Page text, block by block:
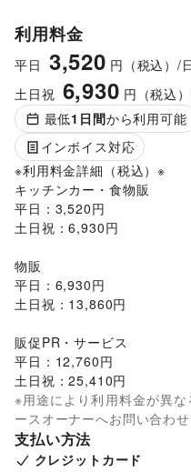
利用料金
平日 3,520 円（税込）/
土日祝 6,930 円（税込
最低1 日間から利用可能
インボイス対応
※利用料金詳細（税込）※
キッチンカー・食物販
平日：3,520円
土日祝：6,930円
物販
平日：6,930円
土日祝：13,860円
販促PR・サービス
平日：12,760円
土日祝：25,410円
※用途により利用料金が異
ースオーナーへお問い合わせ
支払い方法
クレジットカード